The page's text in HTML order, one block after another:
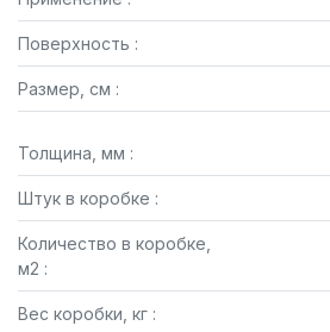
Поверхность :
Размер, см :
Толщина, мм :
Штук в коробке :
Количество в коробке,
м2 :
Вес коробки, кг :